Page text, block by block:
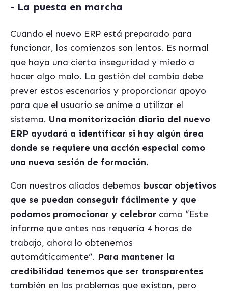
- La puesta en marcha
Cuando el nuevo ERP está preparado para
funcionar, los comienzos son lentos. Es normal
que haya una cierta inseguridad y miedo a
hacer algo malo. La gestión del cambio debe
prever estos escenarios y proporcionar apoyo
para que el usuario se anime a utilizar el
sistema. Una monitorización diaria del nuevo
ERP ayudará a identificar si hay algún área
donde se requiere una acción especial como
una nueva sesión de formación.
Con nuestros aliados debemos buscar objetivos
que se puedan conseguir fácilmente y que
podamos promocionar y celebrar como “Este
informe que antes nos requería 4 horas de
trabajo, ahora lo obtenemos
automáticamente”. Para mantener la
credibilidad tenemos que ser transparentes
también en los problemas que existan, pero